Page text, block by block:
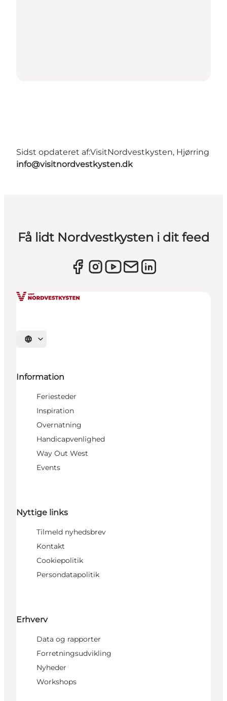
Sidst opdateret af:VisitNordvestkysten, Hjørring
info@visitnordvestkysten.dk
Få lidt Nordvestkysten i dit feed
Vælg sprog
Information
Feriesteder
Inspiration
Overnatning
Handicapvenlighed
Way Out West
Events
Nyttige links
Tilmeld nyhedsbrev
Kontakt
Cookiepolitik
Persondatapolitik
Erhverv
Data og rapporter
Forretningsudvikling
Nyheder
Workshops